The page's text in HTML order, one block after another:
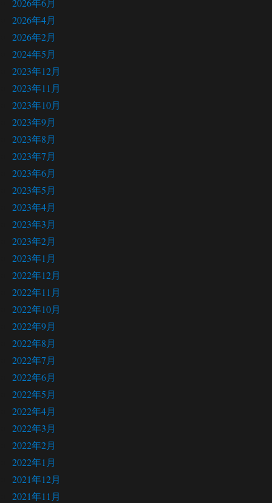
2026年6月
2026年4月
2026年2月
2024年5月
2023年12月
2023年11月
2023年10月
2023年9月
2023年8月
2023年7月
2023年6月
2023年5月
2023年4月
2023年3月
2023年2月
2023年1月
2022年12月
2022年11月
2022年10月
2022年9月
2022年8月
2022年7月
2022年6月
2022年5月
2022年4月
2022年3月
2022年2月
2022年1月
2021年12月
2021年11月